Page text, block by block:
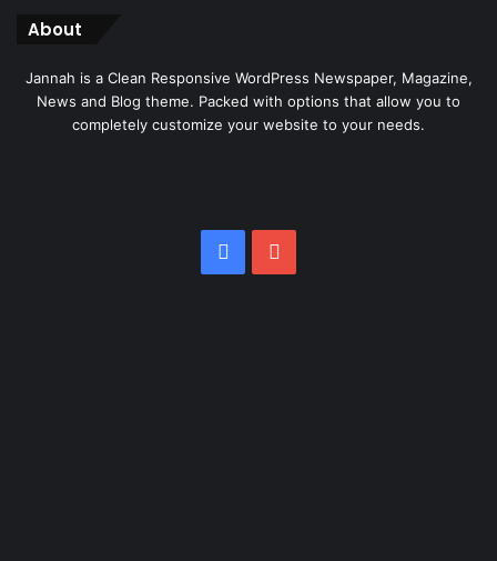
About
Jannah is a Clean Responsive WordPress Newspaper, Magazine,
News and Blog theme. Packed with options that allow you to
completely customize your website to your needs.
Facebook